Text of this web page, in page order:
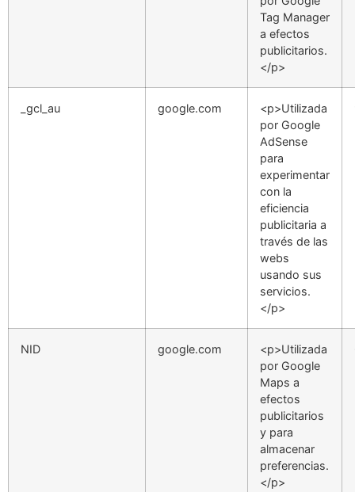
Tag Manager
a efectos
publicitarios.
</p>
_gcl_au google.com
<p>Utilizada
por Google
AdSense
para
experimentar
con la
eficiencia
publicitaria a
través de las
webs
usando sus
servicios.
</p>
NID google.com
<p>Utilizada
por Google
Maps a
efectos
publicitarios
y para
almacenar
preferencias.
</p>